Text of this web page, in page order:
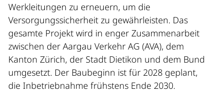
Werkleitungen zu erneuern, um die
Versorgungssicherheit zu gewährleisten. Das
gesamte Projekt wird in enger Zusammenarbeit
zwischen der Aargau Verkehr AG (AVA), dem
Kanton Zürich, der Stadt Dietikon und dem Bund
umgesetzt. Der Baubeginn ist für 2028 geplant,
die Inbetriebnahme frühstens Ende 2030.